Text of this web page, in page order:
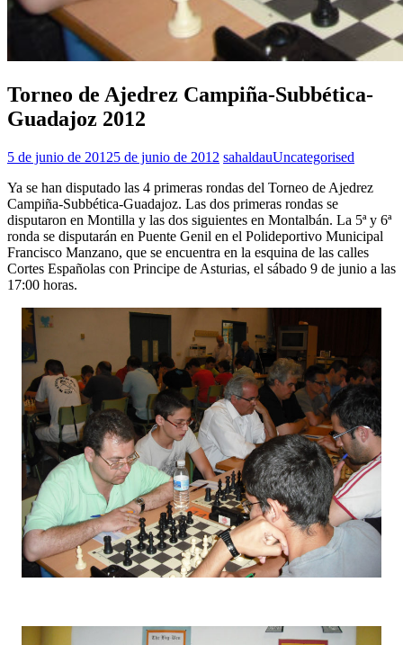
Torneo de Ajedrez Campiña-Subbética-
Guadajoz 2012
5 de junio de 20125 de junio de 2012 sahaldauUncategorised
Ya se han disputado las 4 primeras rondas del Torneo de Ajedrez
Campiña-Subbética-Guadajoz. Las dos primeras rondas se
disputaron en Montilla y las dos siguientes en Montalbán. La 5ª y 6ª
ronda se disputarán en Puente Genil en el Polideportivo Municipal
Francisco Manzano, que se encuentra en la esquina de las calles
Cortes Españolas con Principe de Asturias, el sábado 9 de junio a las
17:00 horas.